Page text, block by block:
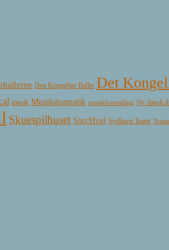
Den Kongelige Ballet Det
musik Musikdramatik musikforestilling Ny dansk
Skuespilhuset Sort/Hvid Sydhavn Teater